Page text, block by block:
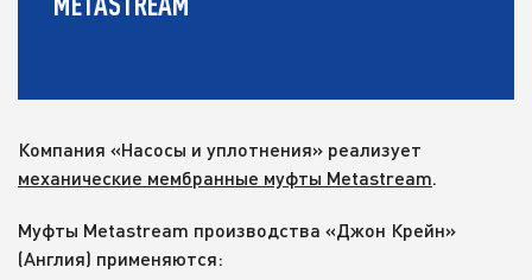
Компания «Насосы и уплотнения» реализует
механические мембранные муфты Metastream.
Муфты Metastream производства «Джон Крейн»
(Англия) применяются: